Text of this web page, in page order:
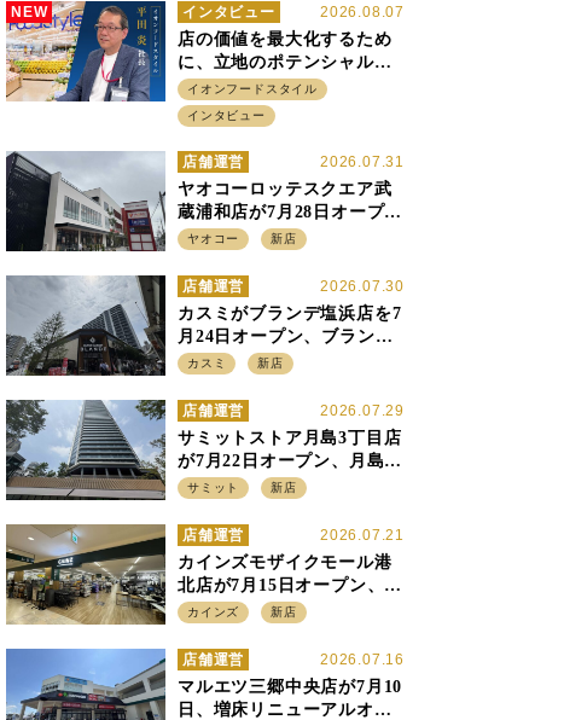
NEW 2026.08.07
インタビュー
店の価値を最大化するため
に、立地のポテンシャルに
火をつける イオンフード
スタイル 平田 炎社長
イオンフードスタイル
インタビュー
2026.07.31
店舗運営
ヤオコーロッテスクエア武
蔵浦和店が7月28日オープ
ン、至近の惣菜繁盛店・武
すみ分け
ヤオコー 新店
2026.07.30
店舗運営
カスミがブランデ塩浜店を7
月24日オープン、ブランデ5
店目は生鮮、デリカ強化の
入れ
カスミ 新店
2026.07.29
店舗運営
サミットストア月島3丁目店
が7月22日オープン、月島の
58階建てタワーマンション1
を出店
サミット 新店
2026.07.21
店舗運営
カインズモザイクモール港
北店が7月15日オープン、出
店強化の神奈川県、駅前
カインズ 新店
2026.07.16
店舗運営
マルエツ三郷中央店が7月10
日、増床リニューアルオー